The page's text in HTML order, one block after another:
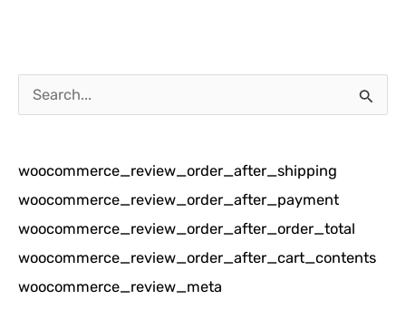
a
i
u
n
t
u
woocommerce_review_order_after_shipping
woocommerce_review_order_after_payment
woocommerce_review_order_after_order_total
woocommerce_review_order_after_cart_contents
woocommerce_review_meta